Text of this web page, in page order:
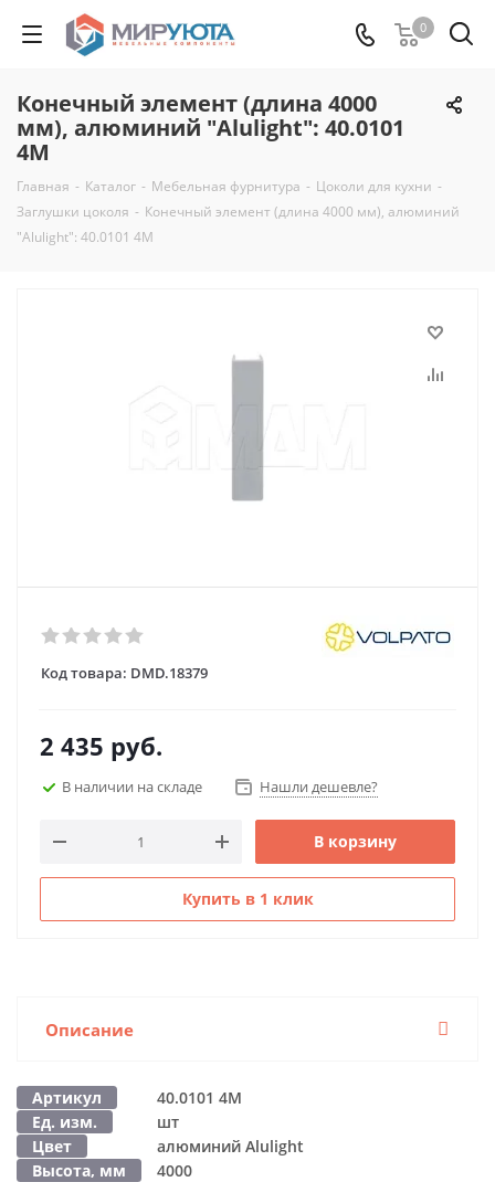
0
Конечный элемент (длина 4000
мм), алюминий "Alulight": 40.0101
4M
Главная - Каталог - Мебельная фурнитура - Цоколи для кухни -
Заглушки цоколя - Конечный элемент (длина 4000 мм), алюминий
"Alulight": 40.0101 4M
Код товара: DMD.18379
2 435 руб.
В наличии на складе Нашли дешевле?
В корзину
Купить в 1 клик
Описание
Артикул
40.0101 4M
Ед. изм.
шт
Цвет
алюминий Alulight
Высота, мм
4000